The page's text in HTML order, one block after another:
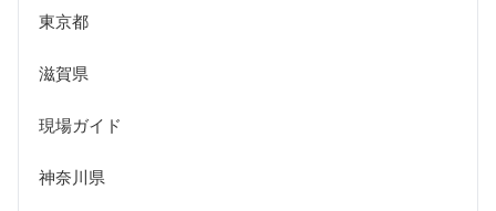
東京都
滋賀県
現場ガイド
神奈川県